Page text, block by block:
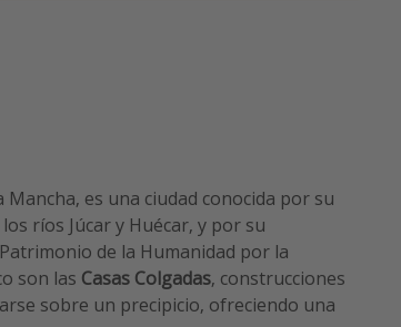
es una ciudad conocida por su
ríos Júcar y Huécar, y por su
de la Humanidad por la
son las Casas Colgadas, construcciones
sobre un precipicio, ofreciendo una